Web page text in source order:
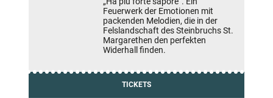
Feuerwerk der Emotionen mit
packenden Melodien, die in der
Felslandschaft des Steinbruchs St.
Margarethen den perfekten
Widerhall finden.
TICKETS